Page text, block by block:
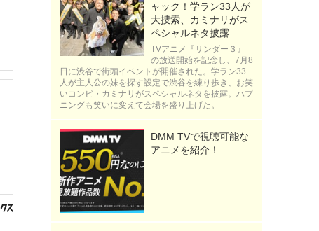
ャック！学ラン33人が
大捜索、カミナリがス
ペシャルネタ披露
TVアニメ『サンダー３』
の放送開始を記念し、7月8
日に渋谷で街頭イベントが開催された。学ラン33
人が主人公の妹を探す設定で渋谷を練り歩き、お笑
いコンビ・カミナリがスペシャルネタを披露。ハプ
ニングも笑いに変えて会場を盛り上げた。
DMM TVで視聴可能な
アニメを紹介！